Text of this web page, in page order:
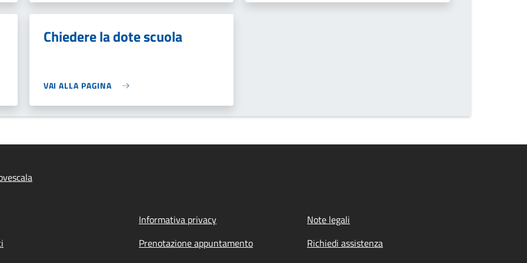
Chiedere la dote scuola
VAI ALLA PAGINA
Informativa privacy
Note legali
Prenotazione appuntamento
Richiedi assistenza